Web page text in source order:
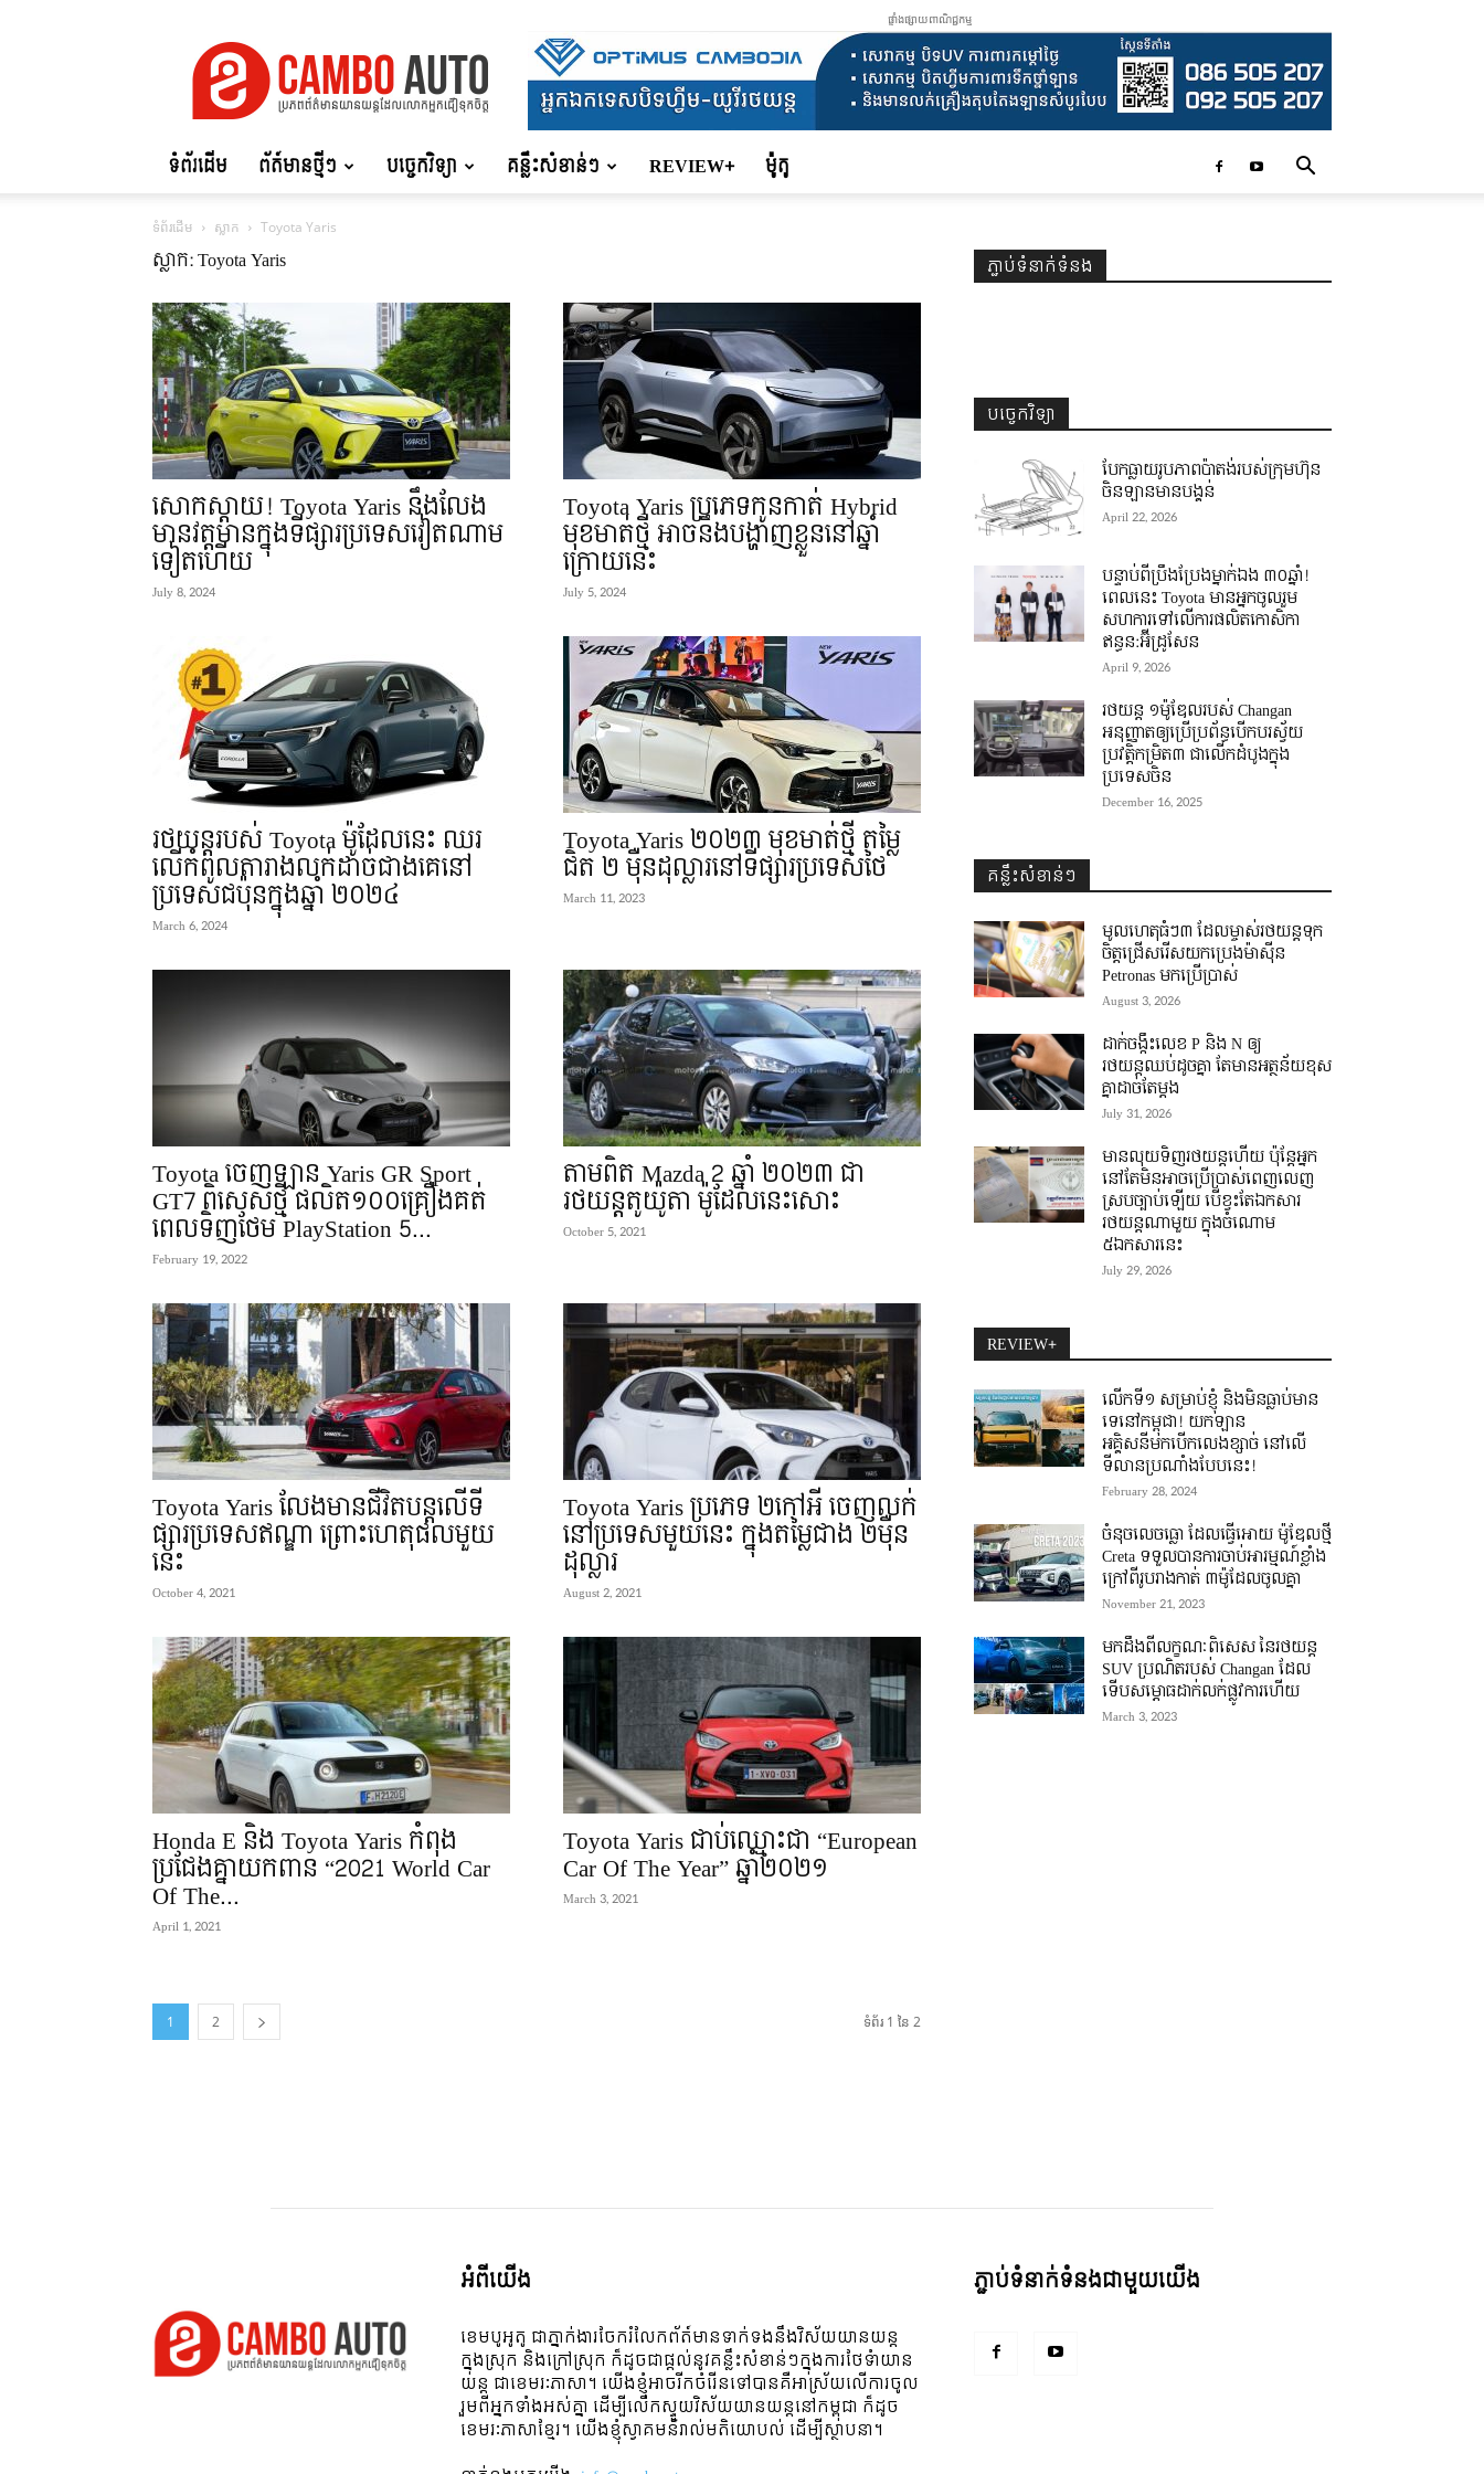
Auto
ផ្ទាំងផ្សាយពាណិជ្ជកម្ម
ទំព័រដើម ព័ត៍មានថ្មីៗ បច្ចេកវិទ្យា គន្លឹះសំខាន់ៗ REVIEW+ ម៉ូតូ
ទំព័រដើម ស្លាក Toyota Yaris
ស្លាក: Toyota Yaris
សោកស្តាយ! Toyota Yaris នឹងលែង
មានវត្តមានក្នុងទីផ្សារប្រទេសវៀតណាម
ទៀតហើយ
July 8, 2024
Toyota Yaris ប្រភេទកូនកាត់ Hybrid
មុខមាត់ថ្មី អាចនឹងបង្ហាញខ្លួននៅឆ្នាំ
ក្រោយនេះ
July 5, 2024
រថយន្តរបស់ Toyota ម៉ូដែលនេះ ឈរ
លើកំពូលតារាងលក់ដាច់ជាងគេនៅ
ប្រទេសជប៉ុនក្នុងឆ្នាំ ២០២៤
March 6, 2024
Toyota Yaris ២០២៣ មុខមាត់ថ្មី តម្លៃ
ជិត ២ មុឺនដុល្លារនៅទីផ្សារប្រទេសថៃ
March 11, 2023
Toyota ចេញឡាន Yaris GR Sport
GT7 ពិសេសថ្មី ផលិត១០០គ្រឿងគត់
ពេលទិញថែម PlayStation 5...
February 19, 2022
តាមពិត Mazda 2 ឆ្នាំ ២០២៣ ជា
រថយន្តតូយ៉ូតា ម៉ូដែលនេះសោះ
October 5, 2021
Toyota Yaris លែងមានជីវិតបន្តលើទី
ផ្សារប្រទេសឥណ្ឌា ព្រោះហេតុផលមួយ
នេះ
October 4, 2021
Toyota Yaris ប្រភេទ ២កៅអី ចេញលក់
នៅប្រទេសមួយនេះ ក្នុងតម្លៃជាង ២ម៉ឺន
ដុល្លារ
August 2, 2021
Honda E និង Toyota Yaris កំពុង
ប្រជែងគ្នាយកពាន “2021 World Car
Of The...
April 1, 2021
Toyota Yaris ជាប់ឈ្មោះជា “European
Car Of The Year” ឆ្នាំ២០២១
March 3, 2021
1 2 ទំព័រ 1 នៃ 2
ភ្ជាប់ទំនាក់ទំនង
បច្ចេកវិទ្យា
បែកធ្លាយរូបភាពប៉ាតង់របស់ក្រុមហ៊ុន
ចិនឡានមានបង្គន់
April 22, 2026
បន្ទាប់ពីប្រឹងប្រែងម្នាក់ឯង ៣០ឆ្នាំ! ​
ពេលនេះ Toyota មានអ្នកចូលរួម
សហការទៅលើការផលិតកោសិកា
ឥន្ធន:អ៊ីដ្រូសែន
April 9, 2026
រថយន្ត ១ម៉ូឌែលរបស់ Changan
អនុញ្ញាតឲ្យប្រើប្រព័ន្ធបើកបរស្វ័យ
ប្រវត្តិកម្រិត៣ ជាលើកដំបូងក្នុង
ប្រទេសចិន
December 16, 2025
គន្លឹះសំខាន់ៗ
មូលហេតុធំៗ៣ ដែលម្ចាស់រថយន្តទុក
ចិត្តជ្រើសរើសយកប្រេងម៉ាស៊ីន
Petronas មកប្រើប្រាស់
August 3, 2026
ដាក់ចង្កឹះលេខ P និង N ឲ្យ
រថយន្តឈប់ដូចគ្នា តែមានអត្ថន័យខុស
គ្នាដាច់តែម្តង
July 31, 2026
មានលុយទិញរថយន្តហើយ ប៉ុន្តែអ្នក
នៅតែមិនអាចប្រើប្រាស់ពេញលេញ
ស្របច្បាប់ឡើយ បើខ្វះតែឯកសារ
រថយន្តណាមួយ ក្នុងចំណោម
៥ឯកសារនេះ
July 29, 2026
REVIEW+
លើកទី១ សម្រាប់ខ្ញុំ និងមិនធ្លាប់មាន
ទេនៅកម្ពុជា! យកឡាន
អគ្គិសនីមកបើកលេងខ្សាច់ នៅលើ
ទីលានប្រណាំងបែបនេះ!
February 28, 2024
ចំនុចលេចធ្លោ ដែលធ្វើអោយ ម៉ូឌែលថ្មី
Creta ទទួលបានការចាប់អារម្មណ៍ខ្លាំង
ក្រៅពីរូបរាងកាត់ ៣ម៉ូដែលចូលគ្នា
November 21, 2023
មកដឹងពីលក្ខណៈពិសេស នៃរថយន្ត
SUV ប្រណិតរបស់ Changan ដែល
ទើបសម្ភោធដាក់លក់ផ្លូវការហើយ
March 3, 2023
អំពី​យើង
ខេមបូអូតូ ជាភ្នាក់ងារចែករំលែកព័ត៍មានទាក់ទងនឹងវិស័យយានយន្ត
ក្នុងស្រុក និងក្រៅស្រុក ក៏ដូចជាផ្តល់នូវគន្លឹះសំខាន់ៗក្នុងការថែទំាយាន
យន្ត ជាខេមរៈភាសា។ យើងខ្ញុំអាចរីកចំរើនទៅបានគឺអាស្រ័យលើការចូល
រួមពីអ្នកទាំងអស់គ្នា ដើម្បីលើកស្ទួយវិស័យយានយន្តនៅកម្ពុជា ក៏ដូច
ខេមរៈភាសាខ្មែរ។ យើងខ្ញុំស្វាគមន៌រាល់មតិយោបល់ ដើម្បីស្ថាបនា។
ភ្ជាប់ទំនាក់ទំនងជាមួយយើង